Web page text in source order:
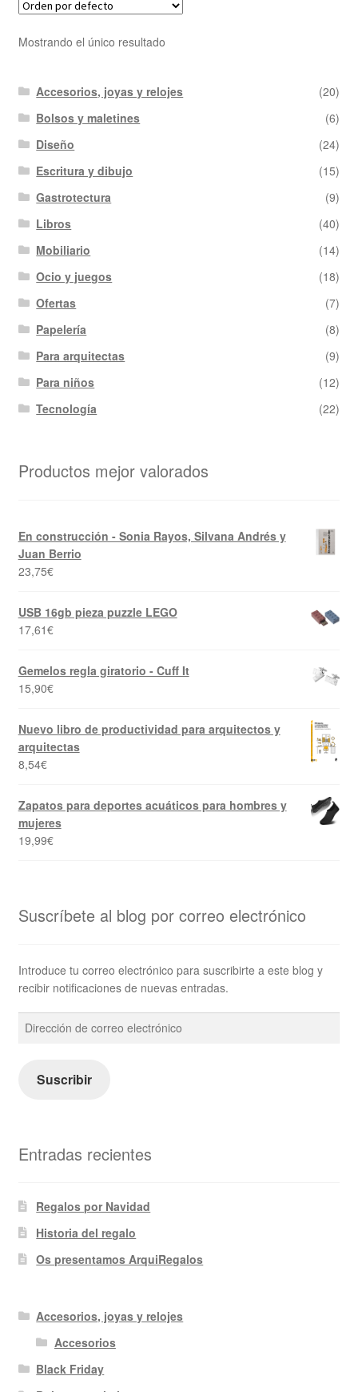
Mostrando el único resultado
Accesorios, joyas y relojes
(20)
Bolsos y maletines
(6)
Diseño
(24)
Escritura y dibujo
(15)
Gastrotectura
(9)
Libros
(40)
Mobiliario
(14)
Ocio y juegos
(18)
Ofertas
(7)
Papelería
(8)
Para arquitectas
(9)
Para niños
(12)
Tecnología
(22)
Productos mejor valorados
En construcción - Sonia Rayos, Silvana Andrés y
Juan Berrio
23,75€
USB 16gb pieza puzzle LEGO
17,61€
Gemelos regla giratorio - Cuff It
15,90€
Nuevo libro de productividad para arquitectos y
arquitectas
8,54€
Zapatos para deportes acuáticos para hombres y
mujeres
19,99€
Suscríbete al blog por correo electrónico
Introduce tu correo electrónico para suscribirte a este blog y
recibir notificaciones de nuevas entradas.
Dirección
de
electrónico
Suscribir
Entradas recientes
Regalos por Navidad
Historia del regalo
Os presentamos ArquiRegalos
Accesorios, joyas y relojes
Accesorios
Black Friday